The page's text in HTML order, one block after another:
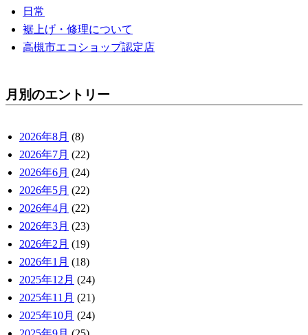
日常
裾上げ・修理について
高槻市エコショップ認定店
月別のエントリー
2026年8月 (8)
2026年7月 (22)
2026年6月 (24)
2026年5月 (22)
2026年4月 (22)
2026年3月 (23)
2026年2月 (19)
2026年1月 (18)
2025年12月 (24)
2025年11月 (21)
2025年10月 (24)